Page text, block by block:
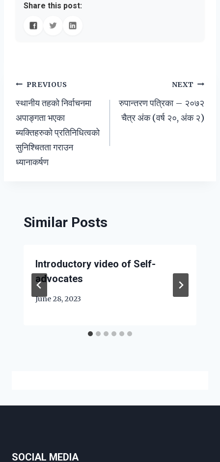
Share this post:
Post
navigation
PREVIOUS
स्थानीय तहको निर्वाचनमा
अपाङ्गता भएका
ब्यक्तिहरुको प्रतिनिधित्वको
सुनिश्चितता गराउन
ध्यानाकर्षण
NEXT
रुपान्तरण पत्रिका – २०७२
चैत्र अंक (वर्ष २०, अंक २)
Similar Posts
Introductory video of Self-
advocates
June 28, 2023
SOCIAL MEDIA